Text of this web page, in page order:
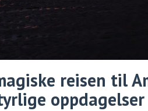
reisen til